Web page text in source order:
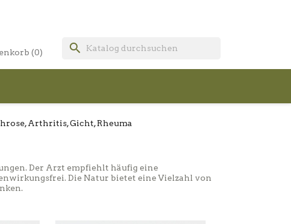
(0) search
Arthritis, Gicht, Rheuma
Der Arzt empfiehlt häufig eine
Die Natur bietet eine Vielzahl von